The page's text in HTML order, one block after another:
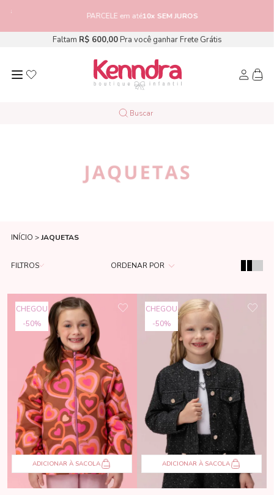
PARCELE em até10x SEM JUROS
Faltam R$ 600,00Pra você ganhar Frete Grátis
JAQUETAS
INÍCIO JAQUETAS
FILTROS ORDENAR POR
50%
CHEGOU
ADICIONAR À SACOLA
50%
CHEGOU
ADICIONAR À SACOLA